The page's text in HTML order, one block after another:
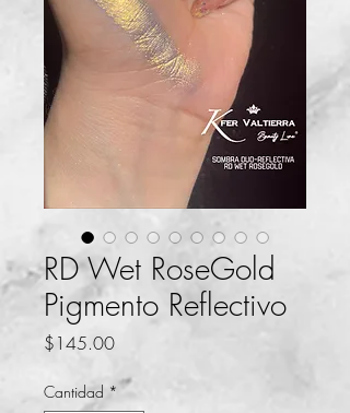
RD Wet RoseGold
Pigmento Reflectivo
$145.00Precio
Cantidad *